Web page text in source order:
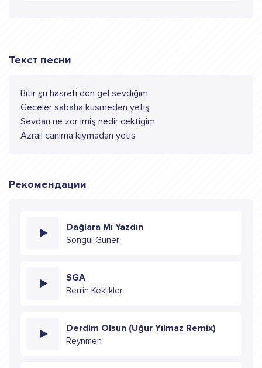
Текст песни
Bitir şu hasreti dön gel sevdiğim
Geceler sabaha kusmeden yetiş
Sevdan ne zor imiş nedir cektigim
Azrail canima kiymadan yetis
Рекомендации
Dağlara Mı Yazdın
Songül Güner
SGA
Berrin Keklikler
Derdim Olsun (Uğur Yılmaz Remix)
Reynmen